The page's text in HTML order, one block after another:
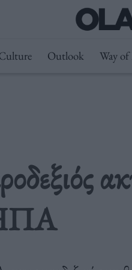
Outlook Way
ΗΠΑ